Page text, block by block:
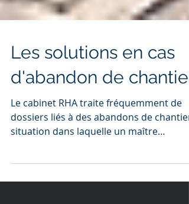
Les solutions en cas
d'abandon de chantier.
Le cabinet RHA traite fréquemment de
situation dans laquelle un maître
d’ouvrage (celui qui...